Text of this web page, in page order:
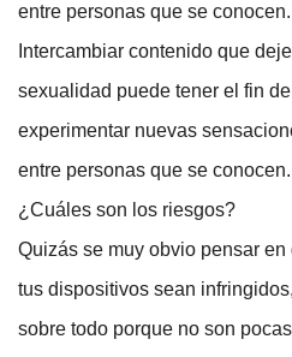
entre personas que se
Intercambiar contenido que
sexualidad puede tener el fin
experimentar nuevas
entre personas que se
¿Cuáles son los riesgos?
Quizás se muy obvio pensar
tus dispositivos sean
sobre todo porque no son